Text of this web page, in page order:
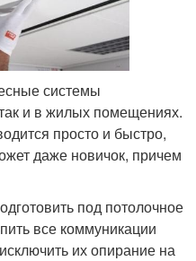
системы
и в жилых помещениях.
просто и быстро,
даже новичок, причем
под потолочное
все коммуникации
их опирание на